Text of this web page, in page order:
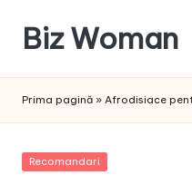
content
Biz Woman
succesul
Prima pagină » Afrodisiace
Posted
Recomandari